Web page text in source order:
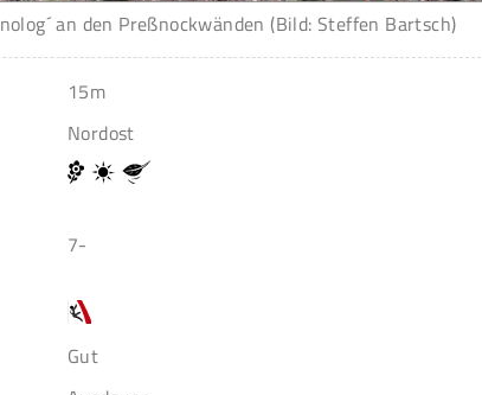
an den Preßnockwänden (Bild: Steffen Bartsch)
15m
Nordost
7-
Gut